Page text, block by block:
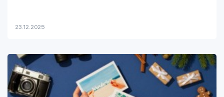
23.12.2025